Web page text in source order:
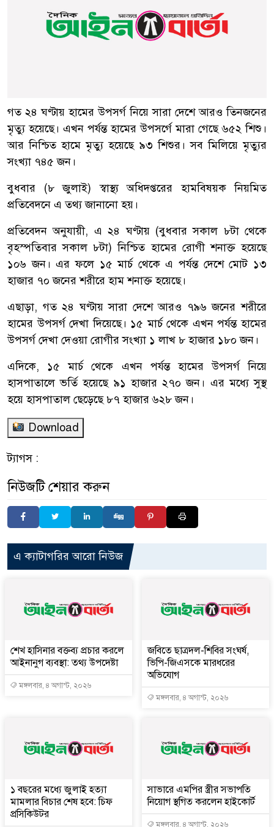
গত ২৪ ঘণ্টায় হামের উপসর্গ নিয়ে সারা দেশে আরও তিনজনের
মৃত্যু হয়েছে। এখন পর্যন্ত হামের উপসর্গে মারা গেছে ৬৫২ শিশু।
আর নিশ্চিত হামে মৃত্যু হয়েছে ৯৩ শিশুর। সব মিলিয়ে মৃত্যুর
সংখ্যা ৭৪৫ জন।
বুধবার (৮ জুলাই) স্বাস্থ্য অধিদপ্তরের হামবিষয়ক নিয়মিত
প্রতিবেদনে এ তথ্য জানানো হয়।
প্রতিবেদন অনুযায়ী, এ ২৪ ঘণ্টায় (বুধবার সকাল ৮টা থেকে
বৃহস্পতিবার সকাল ৮টা) নিশ্চিত হামের রোগী শনাক্ত হয়েছে
১০৬ জন। এর ফলে ১৫ মার্চ থেকে এ পর্যন্ত দেশে মোট ১৩
হাজার ৭০ জনের শরীরে হাম শনাক্ত হয়েছে।
এছাড়া, গত ২৪ ঘণ্টায় সারা দেশে আরও ৭৯৬ জনের শরীরে
হামের উপসর্গ দেখা দিয়েছে। ১৫ মার্চ থেকে এখন পর্যন্ত হামের
উপসর্গ দেখা দেওয়া রোগীর সংখ্যা ১ লাখ ৮ হাজার ১৮০ জন।
এদিকে, ১৫ মার্চ থেকে এখন পর্যন্ত হামের উপসর্গ নিয়ে
হাসপাতালে ভর্তি হয়েছে ৯১ হাজার ২৭০ জন। এর মধ্যে সুস্থ
হয়ে হাসপাতাল ছেড়েছে ৮৭ হাজার ৬২৮ জন।
Download
ট্যাগস :
নিউজটি শেয়ার করুন
এ ক্যাটাগরির আরো নিউজ
শেখ হাসিনার বক্তব্য প্রচার করলে
আইনানুগ ব্যবস্থা: তথ্য উপদেষ্টা
মঙ্গলবার, ৪ অগাস্ট, ২০২৬
জবিতে ছাত্রদল-শিবির সংঘর্ষ,
ভিপি-জিএসকে মারধরের
অভিযোগ
মঙ্গলবার, ৪ অগাস্ট, ২০২৬
১ বছরের মধ্যে জুলাই হত্যা
মামলার বিচার শেষ হবে: চিফ
প্রসিকিউটর
সাভারে এমপির স্ত্রীর সভাপতি
নিয়োগ স্থগিত করলেন হাইকোর্ট
মঙ্গলবার, ৪ অগাস্ট, ২০২৬